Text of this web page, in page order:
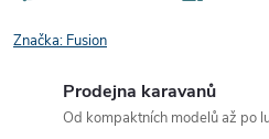
Značka: Fusion
Prodejna karavanů
Od kompaktních modelů až po